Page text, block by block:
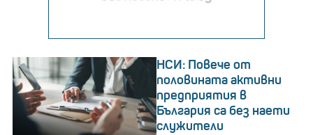
НСИ: Повече от
половината активни
предприятия в
България са без наети
служители